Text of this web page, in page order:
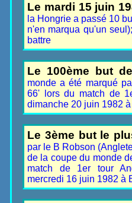
Le mardi 15 juin
la Hongrie a passé 10
n'en marqua qu'un
battre
Le 100ème but
monde a été marqué
66' lors du match de
dimanche 20 juin 1982
Le 3ème but le
par le B Robson
de la coupe du monde
match de 1er tour
mercredi 16 juin 1982 à